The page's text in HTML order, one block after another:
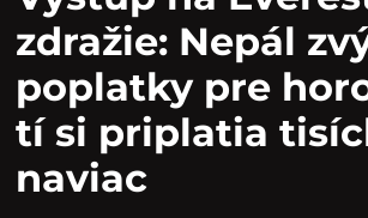
zdražie: Nepál
poplatky pre
tí si priplatia
naviac